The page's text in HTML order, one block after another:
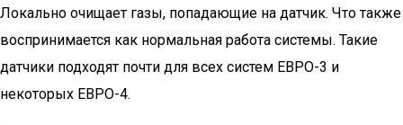
Локально очищает газы, попадающие на датчик. Что также
воспринимается как нормальная работа системы. Такие
датчики подходят почти для всех систем ЕВРО-3 и
некоторых ЕВРО-4.